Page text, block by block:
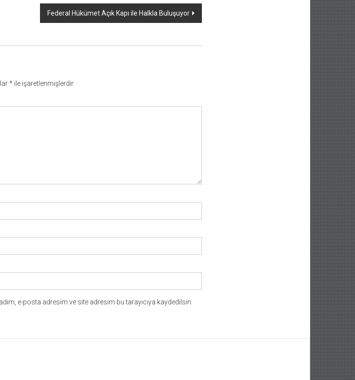
Federal Hükümet Açık Kapı ile Halkla Buluşuyor
*ile işaretlenmişlerdir
e-posta adresim ve site adresim bu tarayıcıya kaydedilsin.